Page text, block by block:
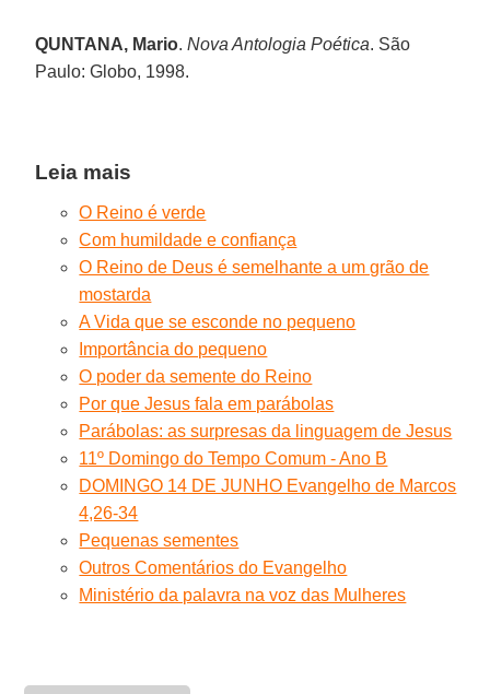
QUNTANA, Mario.Nova Antologia Poética. São
Paulo: Globo, 1998.
Leia mais
O Reino é verde
Com humildade e confiança
O Reino de Deus é semelhante a um grão de
mostarda
A Vida que se esconde no pequeno
Importância do pequeno
O poder da semente do Reino
Por que Jesus fala em parábolas
Parábolas: as surpresas da linguagem de Jesus
11º Domingo do Tempo Comum - Ano B
DOMINGO 14 DE JUNHO Evangelho de Marcos
4,26-34
Pequenas sementes
Outros Comentários do Evangelho
Ministério da palavra na voz das Mulheres